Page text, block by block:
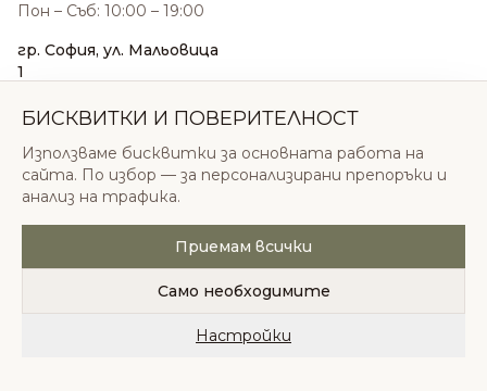
Пон – Съб: 10:00 – 19:00
гр. София, ул. Мальовица
1
sales@odonatacosmetics.com
Нед: 11:00 – 18:00
© 2026 Одоната Козметикс ООД. Всички права
запазени.
Политика за поверителностОбщи условия
БИСКВИТКИ И ПОВЕРИТЕЛНОСТ
Използваме бисквитки за основната работа на
сайта. По избор — за персонализирани препоръки и
анализ на трафика.
Приемам всички
Само необходимите
Настройки